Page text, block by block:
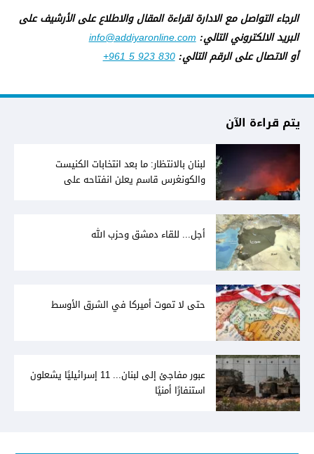
الرجاء التواصل مع الادارة لقراءة المقال والاطلاع على الأرشيف على
البريد الالكتروني التالي:info@addiyaronline.com
أو الاتصال على الرقم التالي:+961 5 923 830
يتم قراءة الآن
لبنان بالانتظار: ما بعد انتخابات الكنيست
والكونغرس قاسم يعلن انفتاحه على
أجل... للقاء دمشق وحزب الله
حتى لا تموت أميركا في الشرق الأوسط
عبور مفاجئ إلى لبنان... 11 إسرائيليًا يشعلون
استنفارًا أمنيًا